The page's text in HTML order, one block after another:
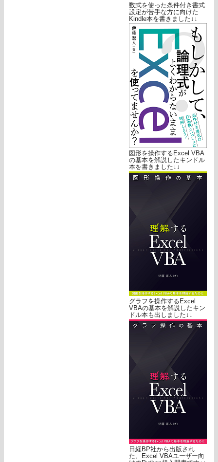
数式を使った条件付き書式
設定が苦手な方に向けた
Kindle本を書きました↓↓
図形を操作するExcel VBA
の基本を解説したキンドル
本を書きました↓↓
グラフを操作するExcel
VBAの基本を解説したキン
ドル本も出しました↓↓
日経BP社から出版され
た、Excel VBAユーザー向